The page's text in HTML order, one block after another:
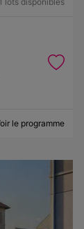
le programme